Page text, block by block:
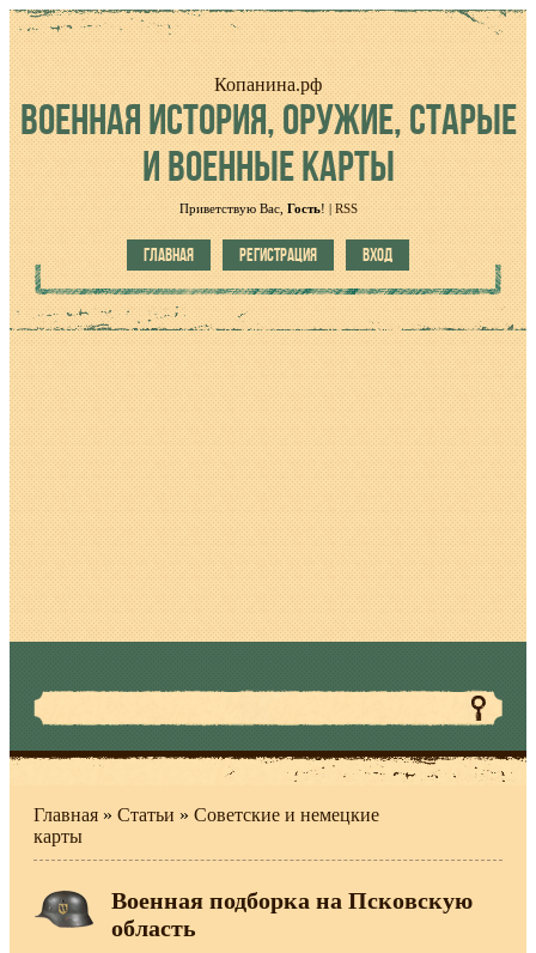
Копанина.рф
ВОЕННАЯИСТОРИЯ, ОРУЖИЕ, СТАРЫЕ
И ВОЕННЫЕ КАРТЫ
Приветствую Вас, Гость! | RSS
ГЛАВНАЯ РЕГИСТРАЦИЯ ВХОД
Главная » Статьи » Советские и немецкие
карты
Военная подборка на Псковскую
область